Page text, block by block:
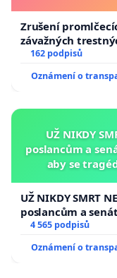
Zrušení
závažných
162 podpisů
Oznámení o
UŽ NIKDY
poslancům a
aby se
UŽ NIKDY SMRT
poslancům a
aby se tragédie
4 565 podpisů
Oznámení o